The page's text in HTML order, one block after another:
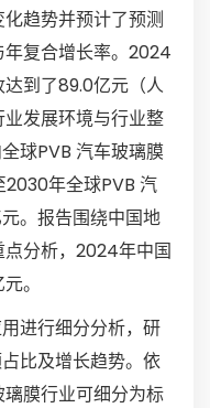
趋势并预计了预测
复合增长率。2024
到了89.0亿元（人
发展环境与行业整
球PVB 汽车玻璃膜
2030年全球PVB 汽
。报告围绕中国地
点分析，2024年中国
。
进行细分分析，研
比及增长趋势。依
膜行业可细分为标